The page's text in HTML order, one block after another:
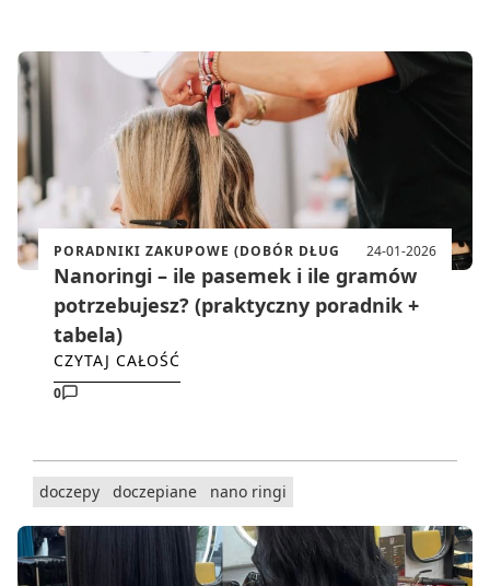
PORADNIKI ZAKUPOWE (DOBÓR DŁUG 24-01-2026
Nanoringi – ile pasemek i ile gramów
potrzebujesz? (praktyczny poradnik +
tabela)
CZYTAJ CAŁOŚĆ
0
doczepy doczepiane nano ringi